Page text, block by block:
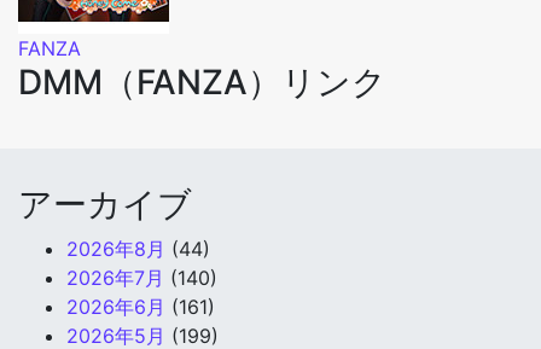
FANZA
DMM（FANZA）リンク
アーカイブ
2026年8月 (44)
2026年7月 (140)
2026年6月 (161)
2026年5月 (199)